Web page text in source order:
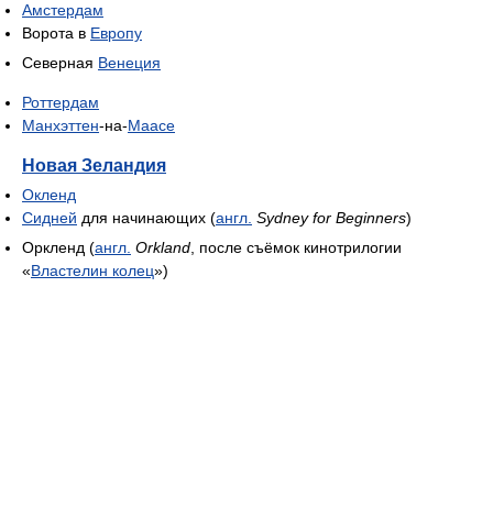
Амстердам
Ворота в Европу
Северная Венеция
Роттердам
Манхэттен-на-Маасе
Новая Зеландия
Окленд
Сидней для начинающих (англ. Sydney for Beginners)
Оркленд (англ. Orkland , после съёмок кинотрилогии
«Властелин колец»)